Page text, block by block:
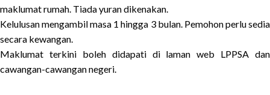
maklumat rumah. Tiada yuran dikenakan.
Kelulusan mengambil masa 1 hingga 3 bulan. Pemohon perlu sedia
secara kewangan.
Maklumat terkini boleh didapati di laman web LPPSA dan
cawangan-cawangan negeri.